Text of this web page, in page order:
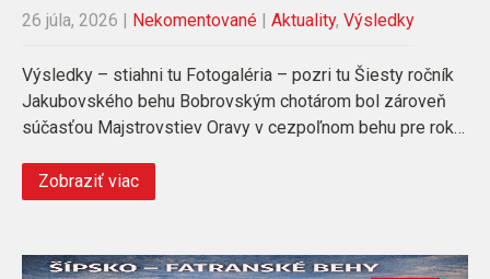
26 júla, 2026 | Nekomentované | Aktuality, Výsledky
Výsledky – stiahni tu Fotogaléria – pozri tu Šiesty ročník
Jakubovského behu Bobrovským chotárom bol zároveň
súčasťou Majstrovstiev Oravy v cezpoľnom behu pre rok…
Zobraziť viac